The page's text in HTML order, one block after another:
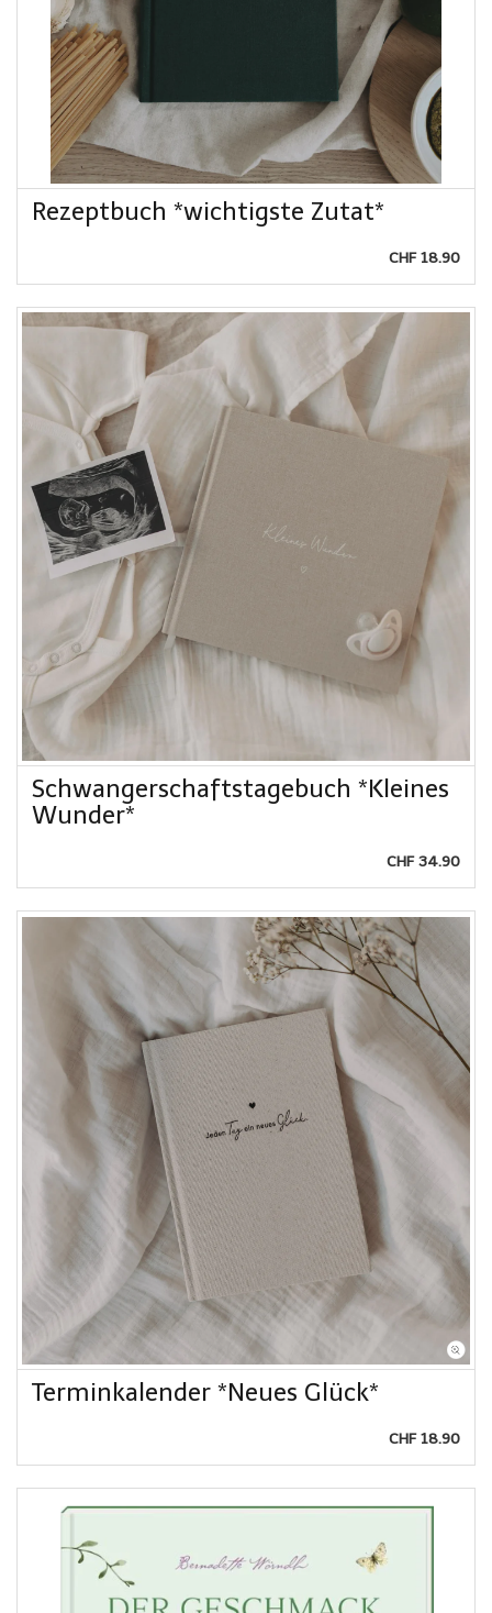
Rezeptbuch *wichtigste Zutat*
CHF 18.90
Schwangerschaftstagebuch *Kleines
Wunder*
CHF 34.90
Terminkalender *Neues Glück*
CHF 18.90